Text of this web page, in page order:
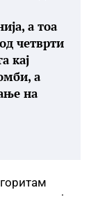
а тоа
четврти
кај
а
на